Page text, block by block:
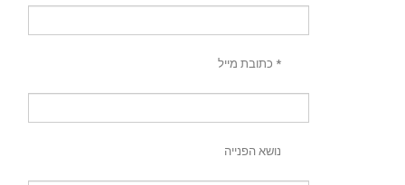
כתובת מייל *
נושא הפנייה